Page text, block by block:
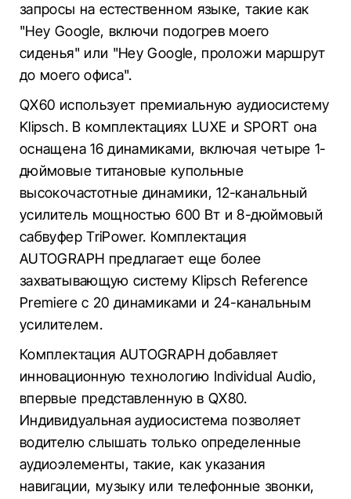
запросы на естественном языке, такие как
"Hey Google, включи подогрев моего
сиденья" или "Hey Google, проложи маршрут
до моего офиса".
QX60 использует премиальную аудиосистему
Klipsch. В комплектациях LUXE и SPORT она
оснащена 16 динамиками, включая четыре 1-
дюймовые титановые купольные
высокочастотные динамики, 12-канальный
усилитель мощностью 600 Вт и 8-дюймовый
сабвуфер TriPower. Комплектация
AUTOGRAPH предлагает еще более
захватывающую систему Klipsch Reference
Premiere с 20 динамиками и 24-канальным
усилителем.
Комплектация AUTOGRAPH добавляет
инновационную технологию Individual Audio,
впервые представленную в QX80.
Индивидуальная аудиосистема позволяет
водителю слышать только определенные
аудиоэлементы, такие, как указания
навигации, музыку или телефонные звонки,